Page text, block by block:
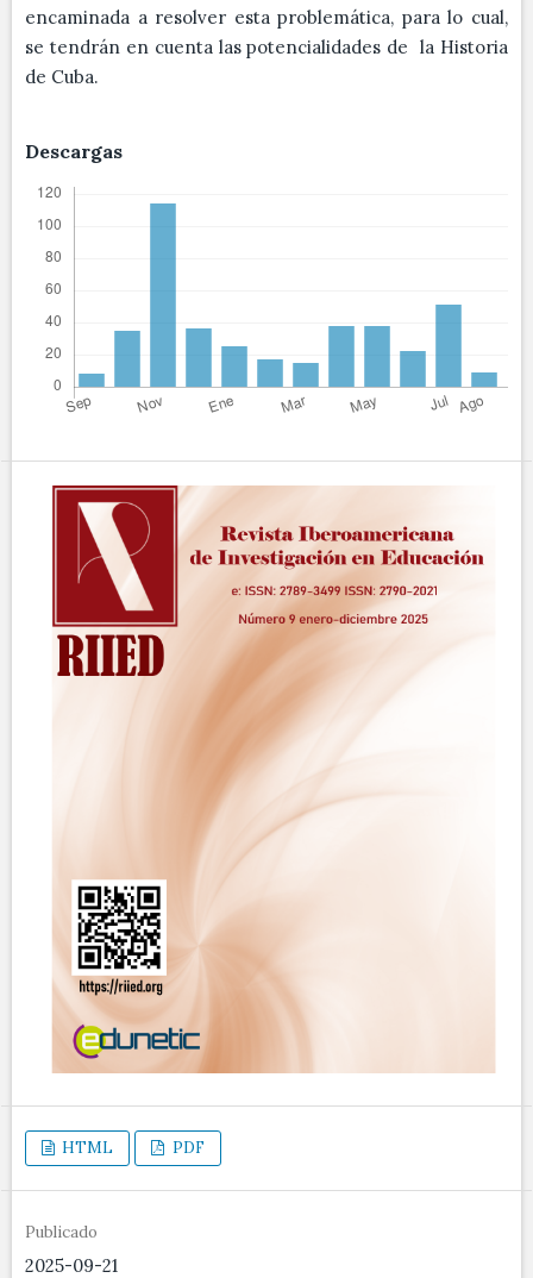
encaminada a resolver esta problemática, para lo cual,
se tendrán en cuenta las potencialidades de la Historia
de Cuba.
Descargas
HTML PDF
Publicado
2025-09-21